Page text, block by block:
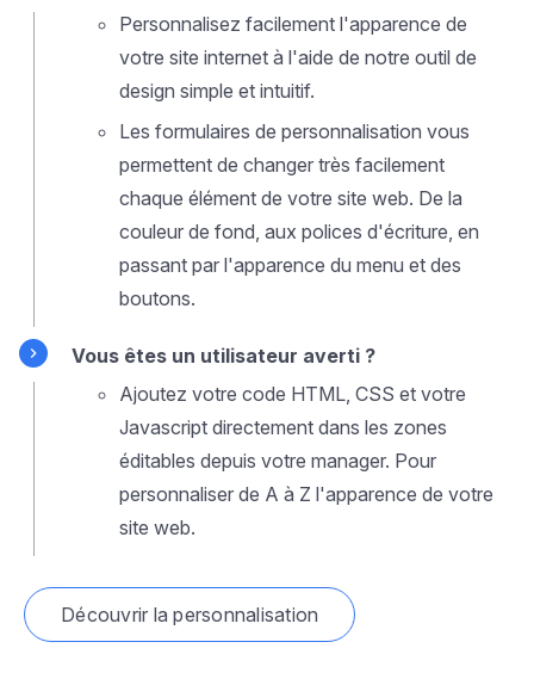
Personnalisez facilement l'apparence de
votre site internet à l'aide de notre outil de
design simple et intuitif.
Les formulaires de personnalisation vous
permettent de changer très facilement
chaque élément de votre site web. De la
couleur de fond, aux polices d'écriture, en
passant par l'apparence du menu et des
boutons.
Vous êtes un utilisateur averti ?
Ajoutez votre code HTML, CSS et votre
Javascript directement dans les zones
éditables depuis votre manager. Pour
personnaliser de A à Z l'apparence de votre
site web.
Découvrir la personnalisation